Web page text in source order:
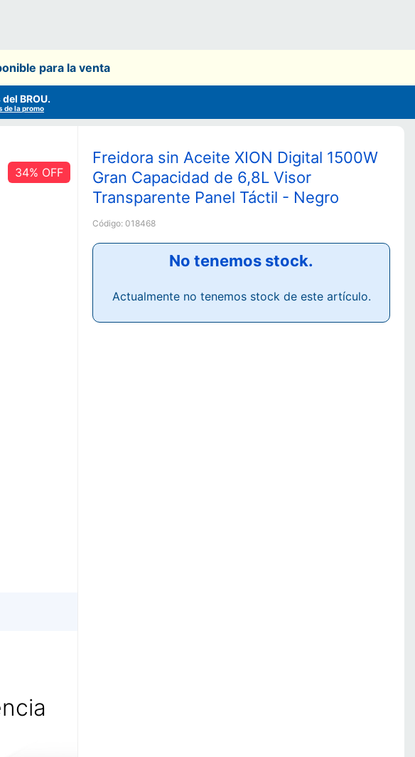
para la venta
del BROU.
de la promo
34% OFF
Freidora sin Aceite XION Digital 1500W
Gran Capacidad de 6,8L Visor
Transparente Panel Táctil - Negro
Código:018468
No tenemos stock.
Actualmente no tenemos stock de este artículo.